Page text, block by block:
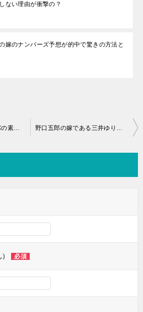
ない理由が衝撃の？
嫁のナンバーズ予想が的中で驚きの方法と
ナジャ・グランディーバの素顔のすっぴんが！年齢！学歴や店って？ 野口五郎の嫁である三井ゆりや子供の学校って？コロッケとは不仲なの？
必須